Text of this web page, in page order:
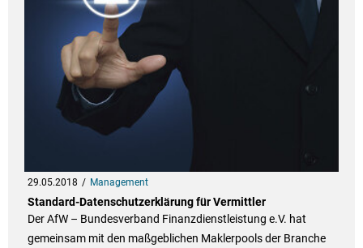
29.05.2018 Management
Standard-Datenschutzerklärung für Vermittler
Der AfW – Bundesverband Finanzdienstleistung e.V. hat
gemeinsam mit den maßgeblichen Maklerpools der Branche